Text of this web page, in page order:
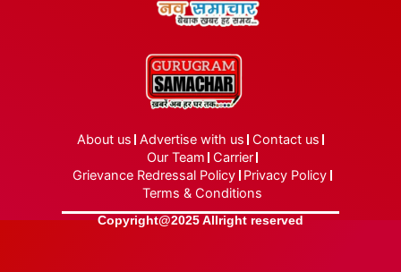
About us Advertise with us Contact us
Our Team Carrier
Grievance Redressal Policy Privacy Policy
Terms & Conditions
Copyright@2025 Allright reserved